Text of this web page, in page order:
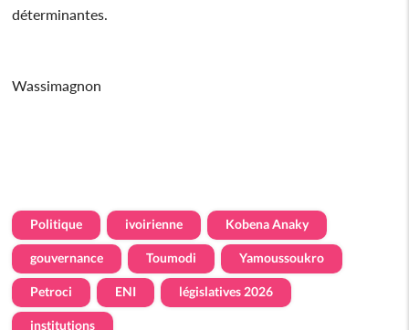
déterminantes.
Wassimagnon
Politique ivoirienne Kobena Anaky
gouvernance Toumodi Yamoussoukro
Petroci ENI législatives 2026
institutions